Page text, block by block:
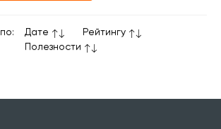
Дате
Рейтингу
Полезности